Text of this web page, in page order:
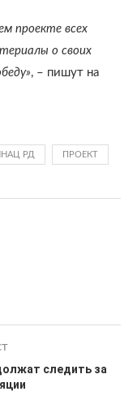
проекте всех
о своих
, – пишут на
РД ПРОЕКТ
следить за